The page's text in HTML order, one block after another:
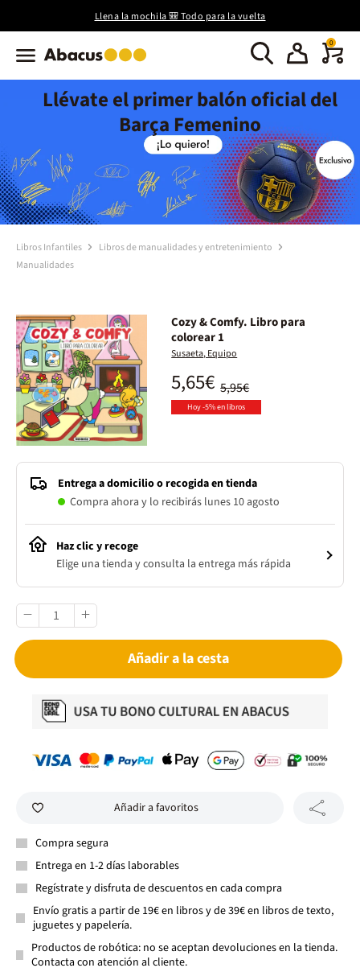
Llena la mochila 🎒 Todo para la vuelta
0
Llévate el primer balón oficial del
Barça Femenino
Libros Infantiles
Libros de manualidades y entretenimiento
Manualidades
Cozy & Comfy. Libro para
colorear 1
Susaeta, Equipo
5,95€
5,65€
Hoy -5% en libros
Entrega a domicilio o recogida en tienda
Compra ahora y lo recibirás lunes 10 agosto
Haz clic y recoge
Elige una tienda y consulta la entrega más rápida
Añadir a la cesta
Añadir a favoritos
Compra segura
Entrega en 1-2 días laborables
Regístrate y disfruta de descuentos en cada compra
Envío gratis a partir de 19€ en libros y de 39€ en libros de texto,
juguetes y papelería.
Productos de robótica: no se aceptan devoluciones en la tienda.
Contacta con atención al cliente.